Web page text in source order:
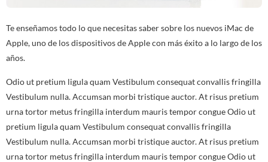
Te enseñamos todo lo que necesitas saber sobre los nuevos iMac de
Apple, uno de los dispositivos de Apple con más éxito a lo largo de los
años.
Odio ut pretium ligula quam Vestibulum consequat convallis fringilla
Vestibulum nulla. Accumsan morbi tristique auctor. At risus pretium
urna tortor metus fringilla interdum mauris tempor congue Odio ut
pretium ligula quam Vestibulum consequat convallis fringilla
Vestibulum nulla. Accumsan morbi tristique auctor. At risus pretium
urna tortor metus fringilla interdum mauris tempor congue Odio ut